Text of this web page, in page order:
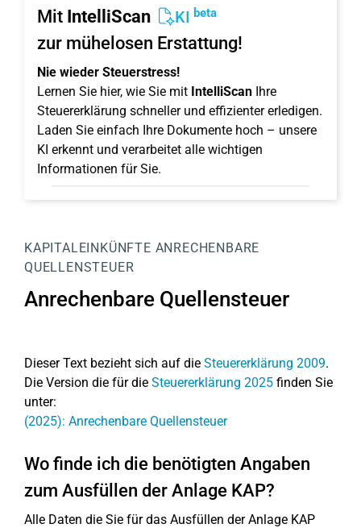
Mit IntelliScan KI beta
zur mühelosen Erstattung!
Nie wieder Steuerstress!
Lernen Sie hier, wie Sie mit IntelliScan Ihre
Steuererklärung schneller und effizienter erledigen.
Laden Sie einfach Ihre Dokumente hoch – unsere
KI erkennt und verarbeitet alle wichtigen
Informationen für Sie.
KAPITALEINKÜNFTE ANRECHENBARE
QUELLENSTEUER
Anrechenbare Quellensteuer
Dieser Text bezieht sich auf die Steuererklärung 2009.
Die Version die für die Steuererklärung 2025 finden Sie
unter:
(2025): Anrechenbare Quellensteuer
Wo finde ich die benötigten Angaben
zum Ausfüllen der Anlage KAP?
Alle Daten die Sie für das Ausfüllen der Anlage KAP